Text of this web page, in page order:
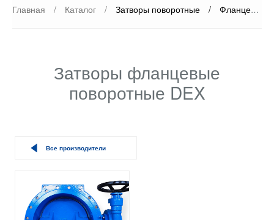
Главная / Каталог / Затворы поворотные / Фланцевые
Затворы фланцевые
поворотные DEX
Все производители